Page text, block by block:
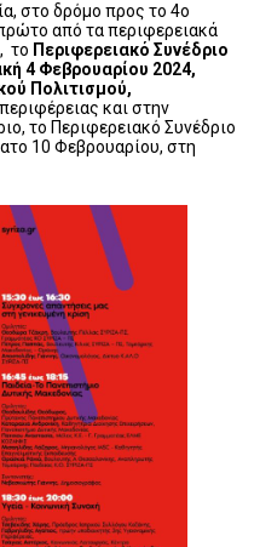
στο δρόμο προς το 4ο
από τα περιφερειακά
το Περιφερειακό Συνέδριο
4 Φεβρουαρίου 2024,
Πολιτισμού,
και στην
το Περιφερειακό Συνέδριο
10 Φεβρουαρίου, στη